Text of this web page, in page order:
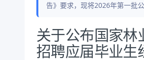
告》要求，现将2026年第一批
公告正文
关于公布国家林
招聘应届毕业生